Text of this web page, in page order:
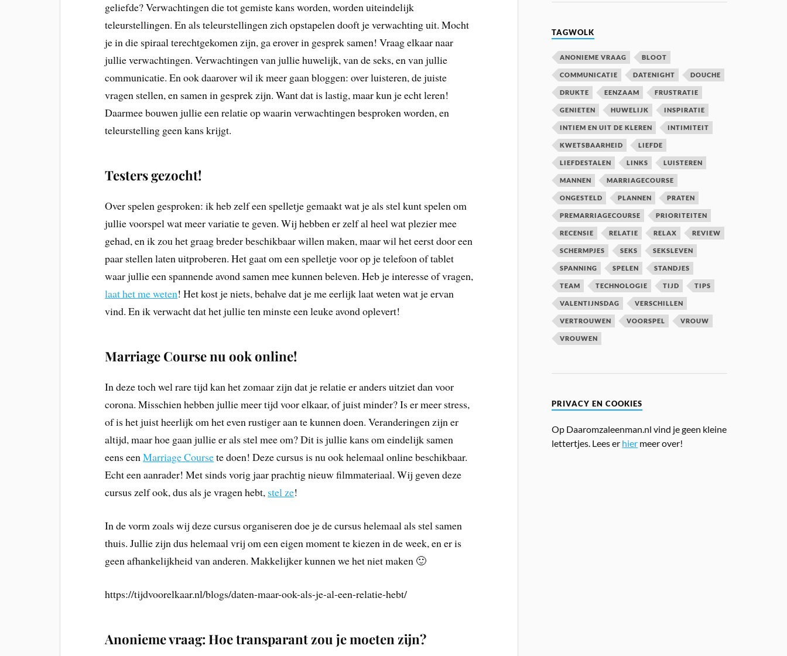
geliefde? Verwachtingen die tot gemiste kans worden, worden uiteindelijk
teleurstellingen. En als teleurstellingen zich opstapelen dooft je verwachting uit. Mocht
je in die spiraal terechtgekomen zijn, ga erover in gesprek samen! Vraag elkaar naar
jullie verwachtingen. Verwachtingen van jullie huwelijk, van de seks, en van jullie
communicatie. En ook daarover wil ik meer gaan bloggen: over luisteren, de juiste
vragen stellen, en samen in gesprek zijn. Want dat is lastig, maar kun je echt leren!
Daarmee bouwen jullie een relatie op waarin verwachtingen besproken worden, en
teleurstelling geen kans krijgt.
Testers gezocht!
Over spelen gesproken: ik heb zelf een spelletje gemaakt wat je als stel kunt spelen om
jullie voorspel wat meer variatie te geven. Wij hebben er zelf al heel wat plezier mee
gehad, en ik zou het graag breder beschikbaar willen maken, maar wil het eerst door een
paar stellen laten uitproberen. Het gaat om een spelletje voor op je telefoon of tablet
waar jullie een spannende avond samen mee kunnen beleven. Heb je interesse of vragen,
laat het me weten! Het kost je niets, behalve dat je me eerlijk laat weten wat je ervan
vind. En ik verwacht dat het jullie ten minste een leuke avond oplevert!
Marriage Course nu ook online!
In deze toch wel rare tijd kan het zomaar zijn dat je relatie er anders uitziet dan voor
corona. Misschien hebben jullie meer tijd voor elkaar, of juist minder? Is er meer stress,
of is het juist heerlijk om het even rustiger aan te kunnen doen. Veranderingen zijn er
altijd, maar hoe gaan jullie er als stel mee om? Dit is jullie kans om eindelijk samen
eens eenMarriage Coursete doen! Deze cursus is nu ook helemaal online beschikbaar.
Echt een aanrader! Met sinds vorig jaar prachtig nieuw filmmateriaal. Wij geven deze
cursus zelf ook, dus als je vragen hebt, stel ze!
In de vorm zoals wij deze cursus organiseren doe je de cursus helemaal als stel samen
thuis. Jullie zijn dus helemaal vrij om een eigen moment te kiezen in de week, en er is
geen afhankelijkheid van anderen. Makkelijker kunnen we het niet maken 🙂
https://tijdvoorelkaar.nl/blogs/daten-maar-ook-als-je-al-een-relatie-hebt/
Anonieme vraag: Hoe transparant zou je moeten zijn?
TAGWOLK
ANONIEME VRAAG BLOOT
COMMUNICATIE DATENIGHT DOUCHE
DRUKTE EENZAAM FRUSTRATIE
GENIETEN HUWELIJK INSPIRATIE
INTIEM EN UIT DE KLEREN INTIMITEIT
KWETSBAARHEID LIEFDE
LIEFDESTALEN LINKS LUISTEREN
MANNEN MARRIAGECOURSE
ONGESTELD PLANNEN PRATEN
PREMARRIAGECOURSE PRIORITEITEN
RECENSIE RELATIE RELAX REVIEW
SCHERMPJES SEKS SEKSLEVEN
SPANNING SPELEN STANDJES
TEAM TECHNOLOGIE TIJD TIPS
VALENTIJNSDAG VERSCHILLEN
VERTROUWEN VOORSPEL VROUW
VROUWEN
PRIVACY EN COOKIES
Op Daaromzaleenman.nl vind je geen kleine
lettertjes. Lees er hier meer over!